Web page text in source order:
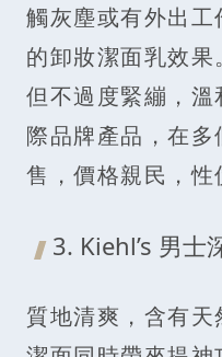
觸灰塵或有外出
的卸妝潔面乳效
但不過度緊繃，
際品牌產品，在
售，價格親民，性
3. Kiehl’s 男士
質地清爽，含有天